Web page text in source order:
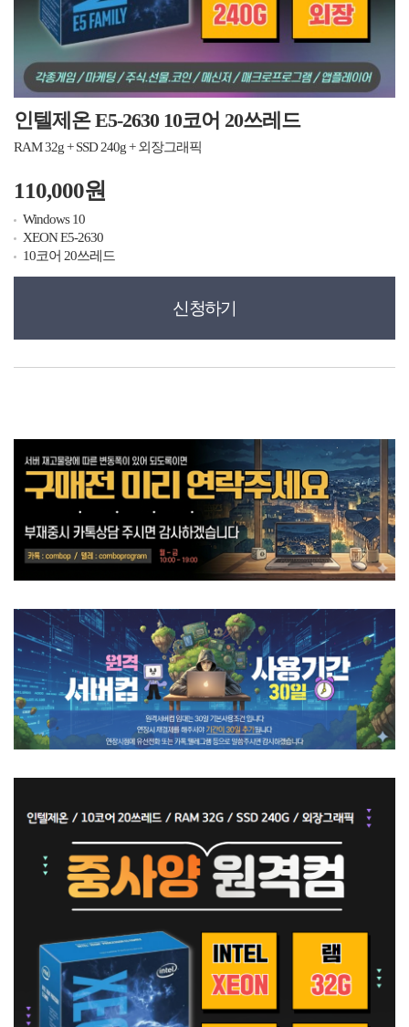
인텔제온 E5-2630 10코어 20쓰레드
RAM 32g + SSD 240g + 외장그래픽
110,000원
Windows 10
XEON E5-2630
10코어 20쓰레드
신청하기